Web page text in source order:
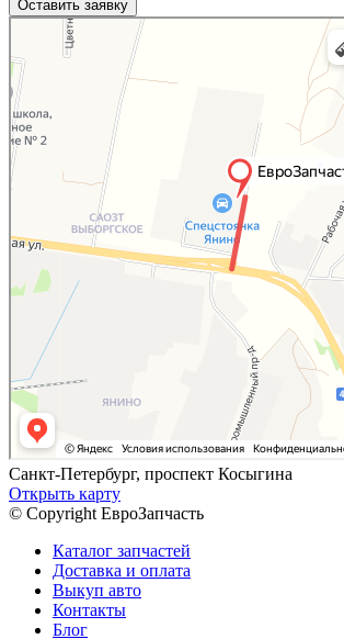
Яндекс.Карты
Яндекс.Карты — поиск мест и адресов, городской транспорт
Санкт-Петербург, проспект Косыгина
Открыть карту
© Copyright ЕвроЗапчасть
Каталог запчастей
Доставка и оплата
Выкуп авто
Контакты
Блог